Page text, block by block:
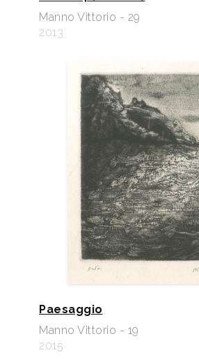
Manno Vittorio - 29
2013
Paesaggio
Manno Vittorio - 19
2015